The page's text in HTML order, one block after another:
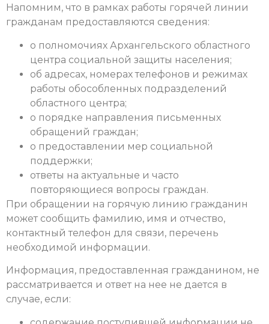
Напомним, что в рамках работы горячей линии
гражданам предоставляются сведения:
о полномочиях Архангельского областного
центра социальной защиты населения;
об адресах, номерах телефонов и режимах
работы обособленных подразделений
областного центра;
о порядке направления письменных
обращений граждан;
о предоставлении мер социальной
поддержки;
ответы на актуальные и часто
повторяющиеся вопросы граждан.
При обращении на горячую линию гражданин
может сообщить фамилию, имя и отчество,
контактный телефон для связи, перечень
необходимой информации.
Информация, предоставленная гражданином, не
рассматривается и ответ на нее не дается в
случае, если: